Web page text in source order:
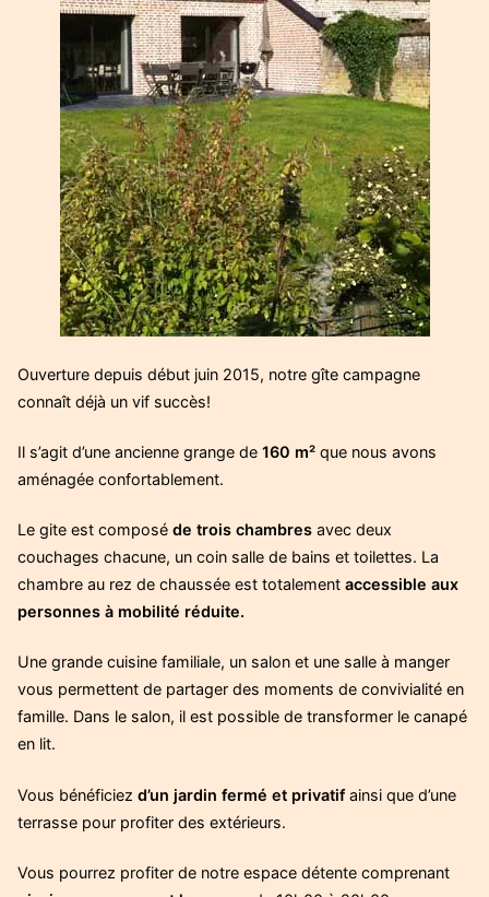
Ouverture depuis début juin 2015, notre gîte campagne
connaît déjà un vif succès!
Il s’agit d’une ancienne grange de 160 m² que nous avons
aménagée confortablement.
Le gite est composé de trois chambres avec deux
couchages chacune, un coin salle de bains et toilettes. La
chambre au rez de chaussée est totalement accessible aux
personnes à mobilité réduite.
Une grande cuisine familiale, un salon et une salle à manger
vous permettent de partager des moments de convivialité en
famille. Dans le salon, il est possible de transformer le canapé
en lit.
Vous bénéficiez d’un jardin fermé et privatifainsi que d’une
terrasse pour profiter des extérieurs.
Vous pourrez profiter de notre espace détente comprenant